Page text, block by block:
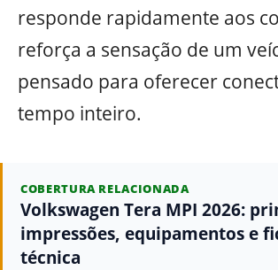
responde rapidamente aos
reforça a sensação de um
pensado para oferecer
tempo inteiro.
COBERTURA RELACIONADA
Volkswagen Tera MPI 2026:
impressões, equipamentos e
técnica